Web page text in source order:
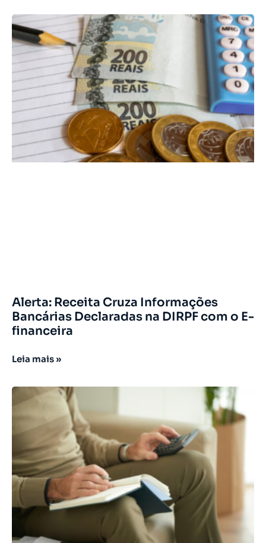
Alerta: Receita Cruza Informações
Bancárias Declaradas na DIRPF com o E-
financeira
Leia mais »